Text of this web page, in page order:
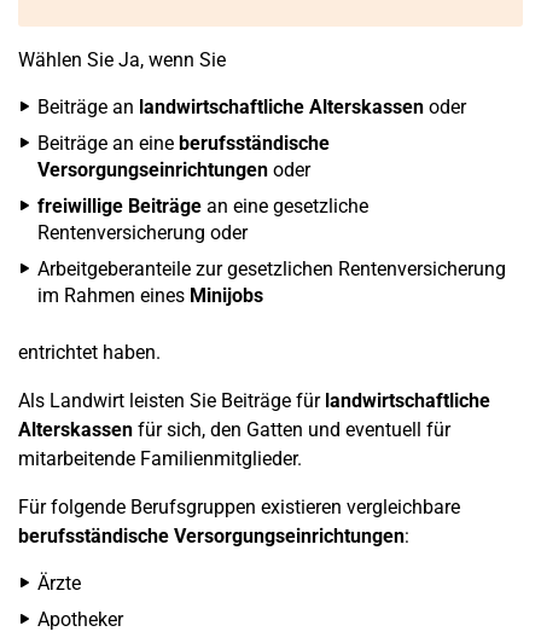
Wählen Sie Ja, wenn Sie
Beiträge an landwirtschaftliche Alterskassen oder
Beiträge an eine berufsständische
Versorgungseinrichtungen oder
freiwillige Beiträge an eine gesetzliche
Rentenversicherung oder
Arbeitgeberanteile zur gesetzlichen Rentenversicherung
im Rahmen eines Minijobs
entrichtet haben.
Als Landwirt leisten Sie Beiträge für landwirtschaftliche
Alterskassen für sich, den Gatten und eventuell für
mitarbeitende Familienmitglieder.
Für folgende Berufsgruppen existieren vergleichbare
berufsständische Versorgungseinrichtungen:
Ärzte
Apotheker